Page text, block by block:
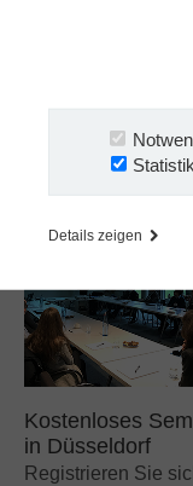
Details zeigen
Da Nextway
Jahrzehnten M3
jährliche M3 User
Kostenloses
in Düsseldorf
Registrieren Sie